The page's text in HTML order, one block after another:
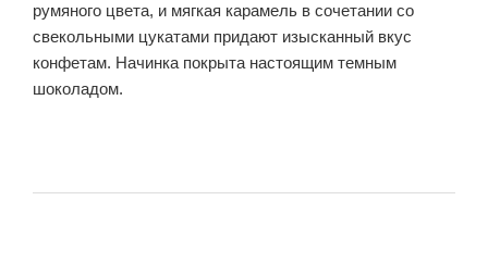
румяного цвета, и мягкая карамель в сочетании со
свекольными цукатами придают изысканный вкус
конфетам. Начинка покрыта настоящим темным
шоколадом.